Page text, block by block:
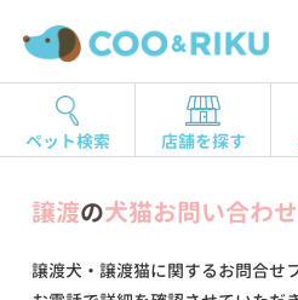
ペット検索 店舗を探す
譲渡の犬猫お問い合わせ
譲渡犬・譲渡猫に関するお問合せ